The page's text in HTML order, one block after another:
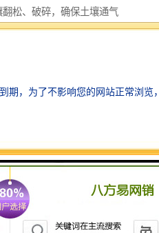
松、破碎，确保土壤通气
供良好的土壤环境。
表面，去除杂草和残留植
平整的土地。
打断土壤的结块，增加土壤
行播种作业，将种子均匀
种植效率。
行施肥作业，将肥料均匀